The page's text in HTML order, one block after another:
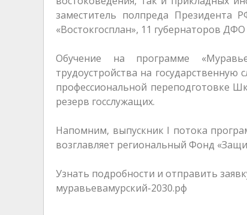
заместитель полпреда
«Востокгосплан», 11 губернаторов
Обучение на программе
трудоустройства на
профессиональной переподготовке
резерв госслужащих.
Напомним, выпускник I потока
возглавляет региональный Фонд
Узнать подробности и отправить
муравьевамурский-2030.рф